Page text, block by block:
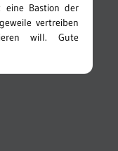
eine Bastion der
vertreiben
will. Gute